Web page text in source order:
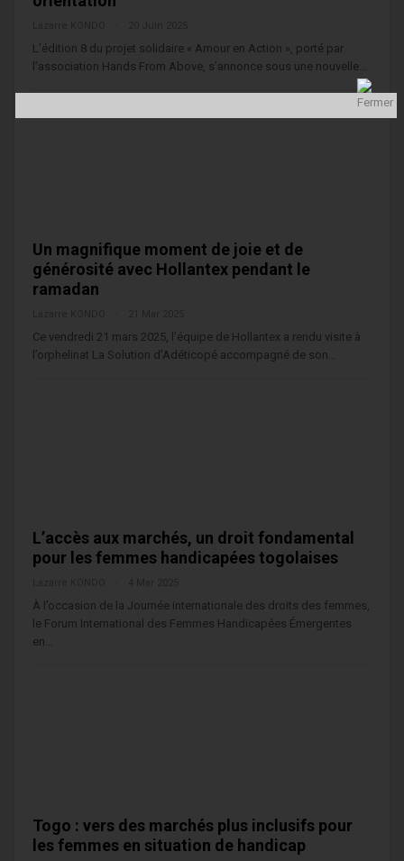
L’édition 8 du projet solidaire « Amour en Action », porté par
l’association Hands From Above, s’annonce sous une nouvelle…
Un magnifique moment de joie et de
générosité avec Hollantex pendant le
ramadan
Ce vendredi 21 mars 2025, l’équipe de Hollantex a rendu visite à
l’orphelinat La Solution d’Adéticopé accompagné de son…
L’accès aux marchés, un droit fondamental
pour les femmes handicapées togolaises
À l’occasion de la Journée internationale des droits des femmes,
le Forum International des Femmes Handicapées Émergentes
en…
Togo : vers des marchés plus inclusifs pour
les femmes en situation de handicap